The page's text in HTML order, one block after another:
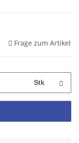
Frage zum Artikel
Stk